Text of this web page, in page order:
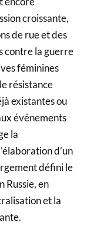
croissante,
de rue et des
contre la guerre
féminines
résistance
existantes ou
événements
la
d’un
défini le
Russie, en
et la